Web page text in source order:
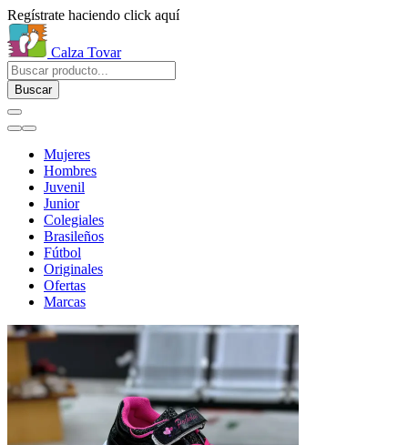
Regístrate haciendo click aquí
Calza Tovar
Buscar
Mujeres
Hombres
Juvenil
Junior
Colegiales
Brasileños
Fútbol
Originales
Ofertas
Marcas